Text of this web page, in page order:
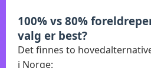
100% vs 80%
valg er best?
Det finnes to
i Norge: